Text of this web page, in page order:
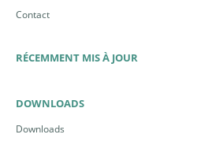
Contact
RÉCEMMENT MIS À JOUR
DOWNLOADS
Downloads